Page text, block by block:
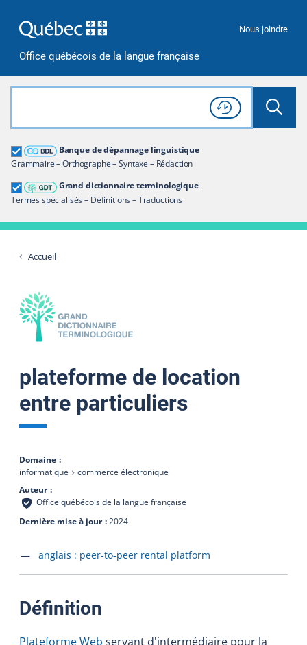
Office québécois de la langue française
Nous joindre
Rechercher dans tout le site
Lancer
Consulter l'
Historique
de recherche
Banque de dépannage linguistique
Grammaire – Orthographe – Syntaxe – Rédaction
Grand dictionnaire terminologique
Termes spécialisés – Définitions – Traductions
Grand dictionnaire terminologique
Restreindre aux termes
Accueil
plateforme de location
entre particuliers
Domaine
informatique
commerce électronique
Auteur
Office québécois de la langue française
Dernière mise à jour 2024
Accéder à la fiche en
anglais : peer-to-peer rental platform
Définition
Plateforme Web servant d'intermédiaire pour la